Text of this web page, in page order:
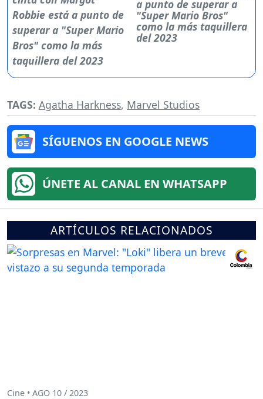
a punto de superar a
"Super Mario Bros"
como la más taquillera
del 2023
TAGS: Agatha Harkness, Marvel Studios
SÍGUENOS EN GOOGLE NEWS
ÚNETE AL CANAL EN WHATSAPP
ARTÍCULOS RELACIONADOS
Cine • AGO 10 / 2023